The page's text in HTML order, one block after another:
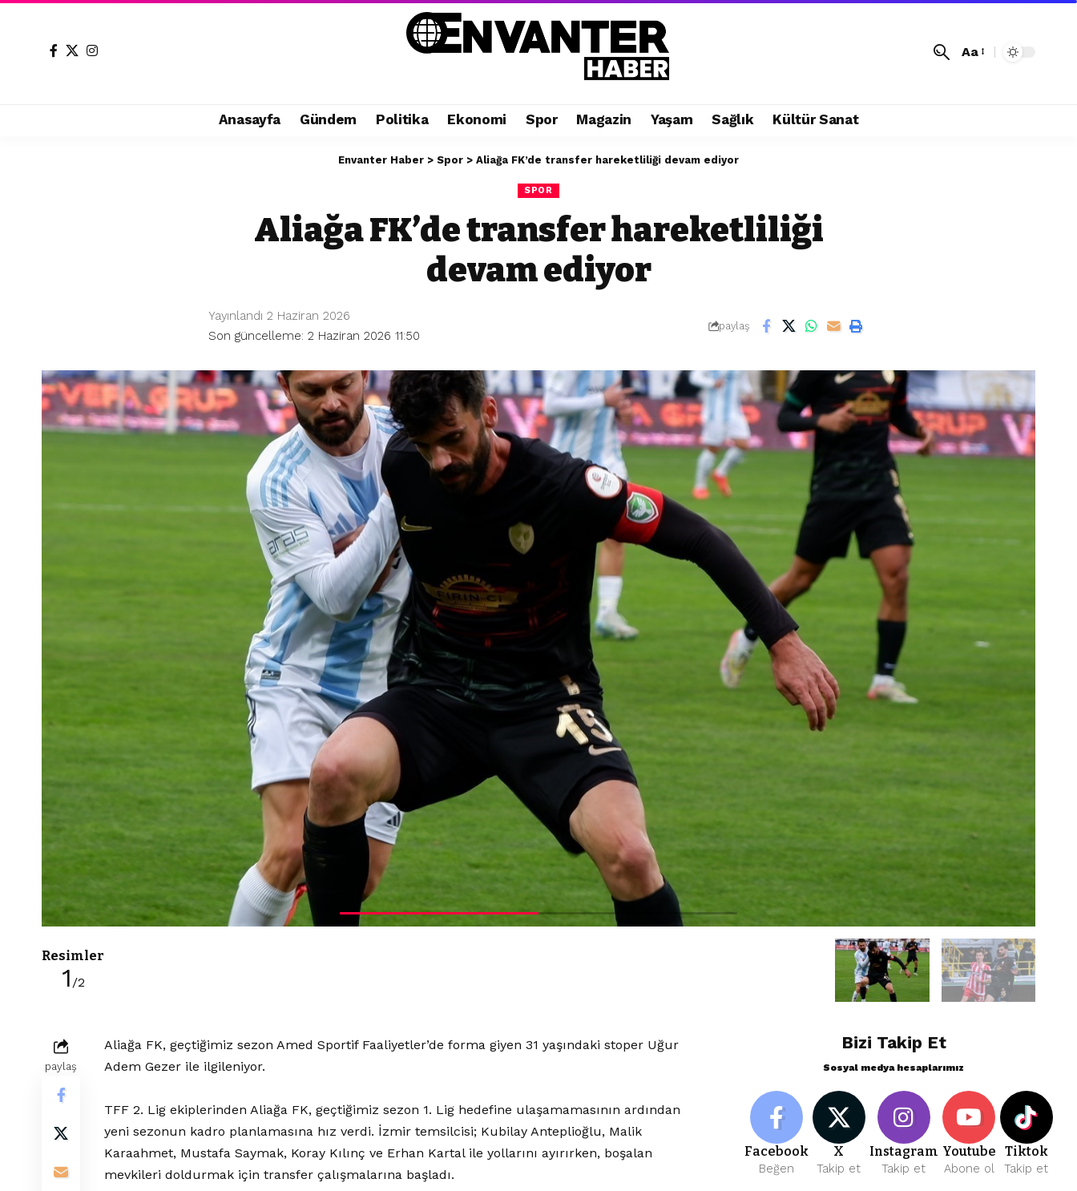
Aa
Anasayfa Gündem Politika Ekonomi Spor Magazin Yaşam Sağlık Kültür Sanat
Envanter Haber > Spor > Aliağa FK’de transfer hareketliliği devam ediyor
SPOR
Aliağa FK’de transfer hareketliliği
devam ediyor
Son güncelleme: 2 Haziran 2026 11:50
Yayınlandı 2 Haziran 2026
paylaş
Resimler
1 /2
paylaş
Aliağa FK, geçtiğimiz sezon Amed Sportif Faaliyetler’de forma giyen 31 yaşındaki stoper Uğur
Adem Gezer ile ilgileniyor.
TFF 2. Lig ekiplerinden Aliağa FK, geçtiğimiz sezon 1. Lig hedefine ulaşamamasının ardından
yeni sezonun kadro planlamasına hız verdi. İzmir temsilcisi; Kubilay Anteplioğlu, Malik
Karaahmet, Mustafa Saymak, Koray Kılınç ve Erhan Kartal ile yollarını ayırırken, boşalan
mevkileri doldurmak için transfer çalışmalarına başladı.
Bizi Takip Et
Sosyal medya hesaplarımız
Facebook
Beğen
X
Takip et
Instagram
Takip et
Youtube
Abone ol
Tiktok
Takip et